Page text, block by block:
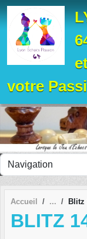
votre
Accueil Blitz
BLITZ
Panneau de gestion